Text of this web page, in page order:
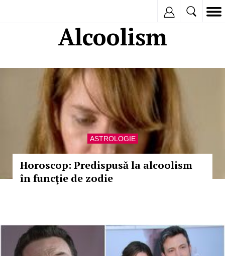
Alcoolism
ASTROLOGIE
Horoscop: Predispusă la alcoolism
în funcţie de zodie